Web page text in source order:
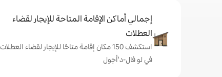
إجمالي أماكن الإقامة المتاحة للإيجار لقضاء
العطلات
استكشف 150 مكان إقامة متاحًا للإيجار لقضاء العطلات
في لو فال-د'أجول